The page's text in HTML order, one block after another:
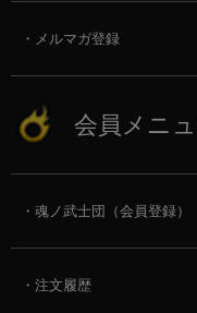
メルマガ登録
会員メニ
魂ノ武士団（会員登録）
注文履歴